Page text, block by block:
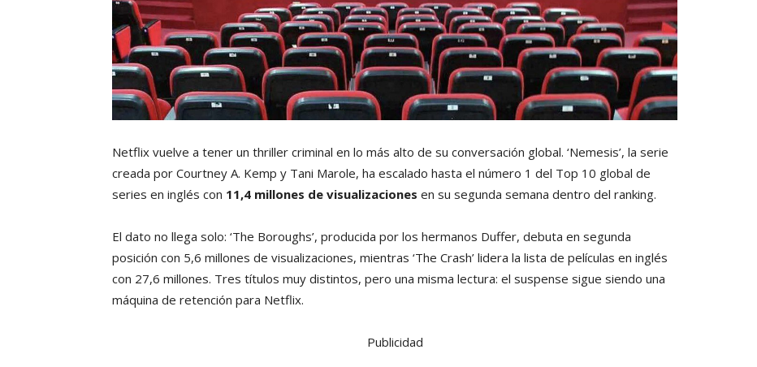
Netflix vuelve a tener un thriller criminal en lo más alto de su conversación global. ‘Nemesis’, la serie
creada por Courtney A. Kemp y Tani Marole, ha escalado hasta el número 1 del Top 10 global de
series en inglés con 11,4 millones de visualizaciones en su segunda semana dentro del ranking.
El dato no llega solo: ‘The Boroughs’, producida por los hermanos Duffer, debuta en segunda
posición con 5,6 millones de visualizaciones, mientras ‘The Crash’ lidera la lista de películas en inglés
con 27,6 millones. Tres títulos muy distintos, pero una misma lectura: el suspense sigue siendo una
máquina de retención para Netflix.
Publicidad